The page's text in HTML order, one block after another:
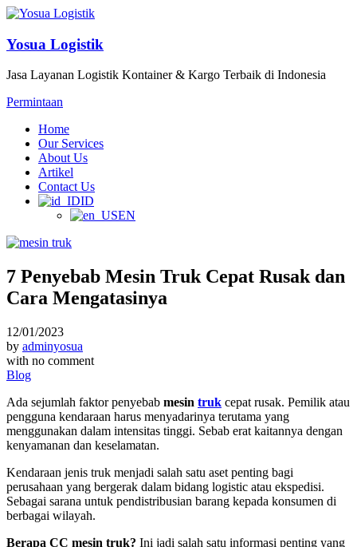
Yosua Logistik
Jasa Layanan Logistik Kontainer & Kargo Terbaik di Indonesia
Permintaan
Home
Our Services
About Us
Artikel
Contact Us
ID
EN
7 Penyebab Mesin Truk Cepat Rusak dan
Cara Mengatasinya
12/01/2023
by adminyosua
with no comment
Blog
Ada sejumlah faktor penyebab mesin truk cepat rusak. Pemilik atau
pengguna kendaraan harus menyadarinya terutama yang
menggunakan dalam intensitas tinggi. Sebab erat kaitannya dengan
kenyamanan dan keselamatan.
Kendaraan jenis truk menjadi salah satu aset penting bagi
perusahaan yang bergerak dalam bidang logistic atau ekspedisi.
Sebagai sarana untuk pendistribusian barang kepada konsumen di
berbagai wilayah.
Berapa CC mesin truk? Ini jadi salah satu informasi penting yang